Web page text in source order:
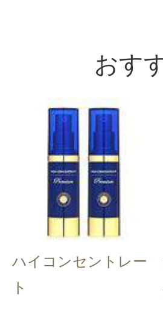
おす
ハイコンセントレー
ト